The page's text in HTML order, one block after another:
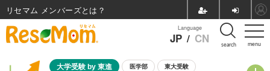
menu
Language
JP / CN search
大学受験 by 東進 医学部 東大受験
リセマム メンバーズ